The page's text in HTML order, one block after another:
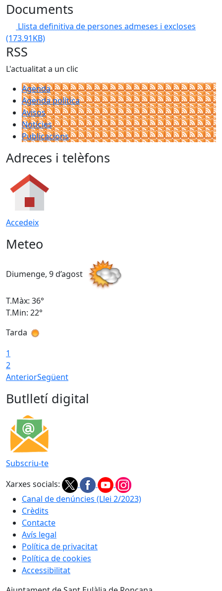
Documents
Llista definitiva de persones admeses i excloses
(173.91KB)
RSS
L'actualitat a un clic
Agenda
Agenda política
Avisos
Notícies
Publicacions
Adreces i telèfons
Accedeix
Meteo
Diumenge, 9 d’agost
T.Màx: 36°
T.Min: 22°
Tarda
1
2
AnteriorSegüent
Butlletí digital
Subscriu-te
Xarxes socials:
Canal de denúncies (Llei 2/2023)
Crèdits
Contacte
Avís legal
Política de privacitat
Política de cookies
Accessibilitat